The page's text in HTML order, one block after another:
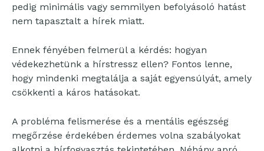
pedig minimális vagy semmilyen befolyásoló hatást
nem tapasztalt a hírek miatt.
Ennek fényében felmerül a kérdés: hogyan
védekezhetünk a hírstressz ellen? Fontos lenne,
hogy mindenki megtalálja a saját egyensúlyát, amely
csökkenti a káros hatásokat.
A probléma felismerése és a mentális egészség
megőrzése érdekében érdemes volna szabályokat